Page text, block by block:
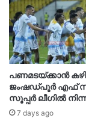
പണമടയ്ക്കാന്‍
ജംഷഡ്പൂര്‍ എഫ്
സൂപ്പര്‍ ലീഗില്‍ നിന്ന്
7 days ago